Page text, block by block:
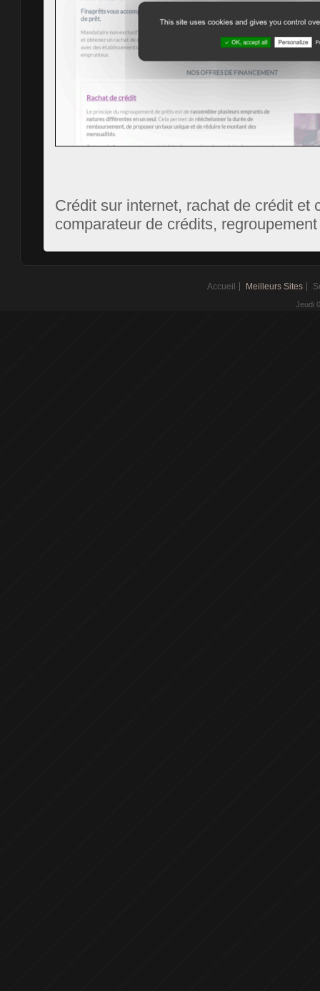
Crédit sur internet, rachat de crédit et
comparateur de crédits,
Accueil Meilleurs Sites
Jeudi